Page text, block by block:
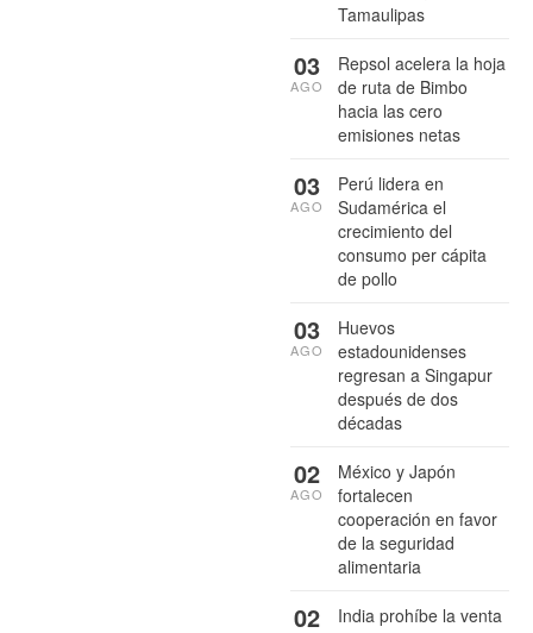
Tamaulipas
Repsol acelera la hoja
de ruta de Bimbo
hacia las cero
emisiones netas
03
AGO
Perú lidera en
Sudamérica el
crecimiento del
consumo per cápita
de pollo
03
AGO
Huevos
estadounidenses
regresan a Singapur
después de dos
décadas
03
AGO
México y Japón
fortalecen
cooperación en favor
de la seguridad
alimentaria
02
AGO
India prohíbe la venta
02